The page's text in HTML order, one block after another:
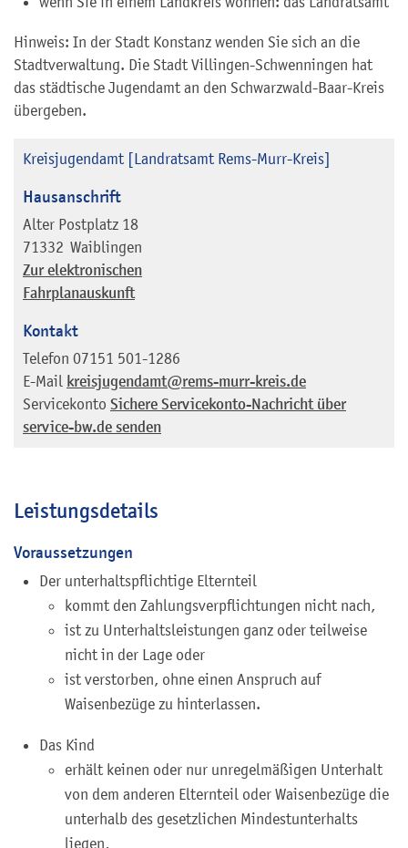
Hinweis: In der Stadt Konstanz wenden Sie sich an die
Stadtverwaltung. Die Stadt Villingen-Schwenningen hat
das städtische Jugendamt an den Schwarzwald-Baar-Kreis
übergeben.
Kreisjugendamt [Landratsamt Rems-Murr-Kreis]
Hausanschrift
Alter Postplatz 18
71332 Waiblingen
Zur elektronischen
Fahrplanauskunft
Kontakt
Telefon 07151 501-1286
E-Mail kreisjugendamt@rems-murr-kreis.de
Servicekonto Sichere Servicekonto-Nachricht über
service-bw.de senden
Leistungsdetails
Voraussetzungen
Der unterhaltspflichtige Elternteil
kommt den Zahlungsverpflichtungen nicht nach,
ist zu Unterhaltsleistungen ganz oder teilweise
nicht in der Lage oder
ist verstorben, ohne einen Anspruch auf
Waisenbezüge zu hinterlassen.
Das Kind
erhält keinen oder nur unregelmäßigen Unterhalt
von dem anderen Elternteil oder Waisenbezüge die
unterhalb des gesetzlichen Mindestunterhalts
liegen,